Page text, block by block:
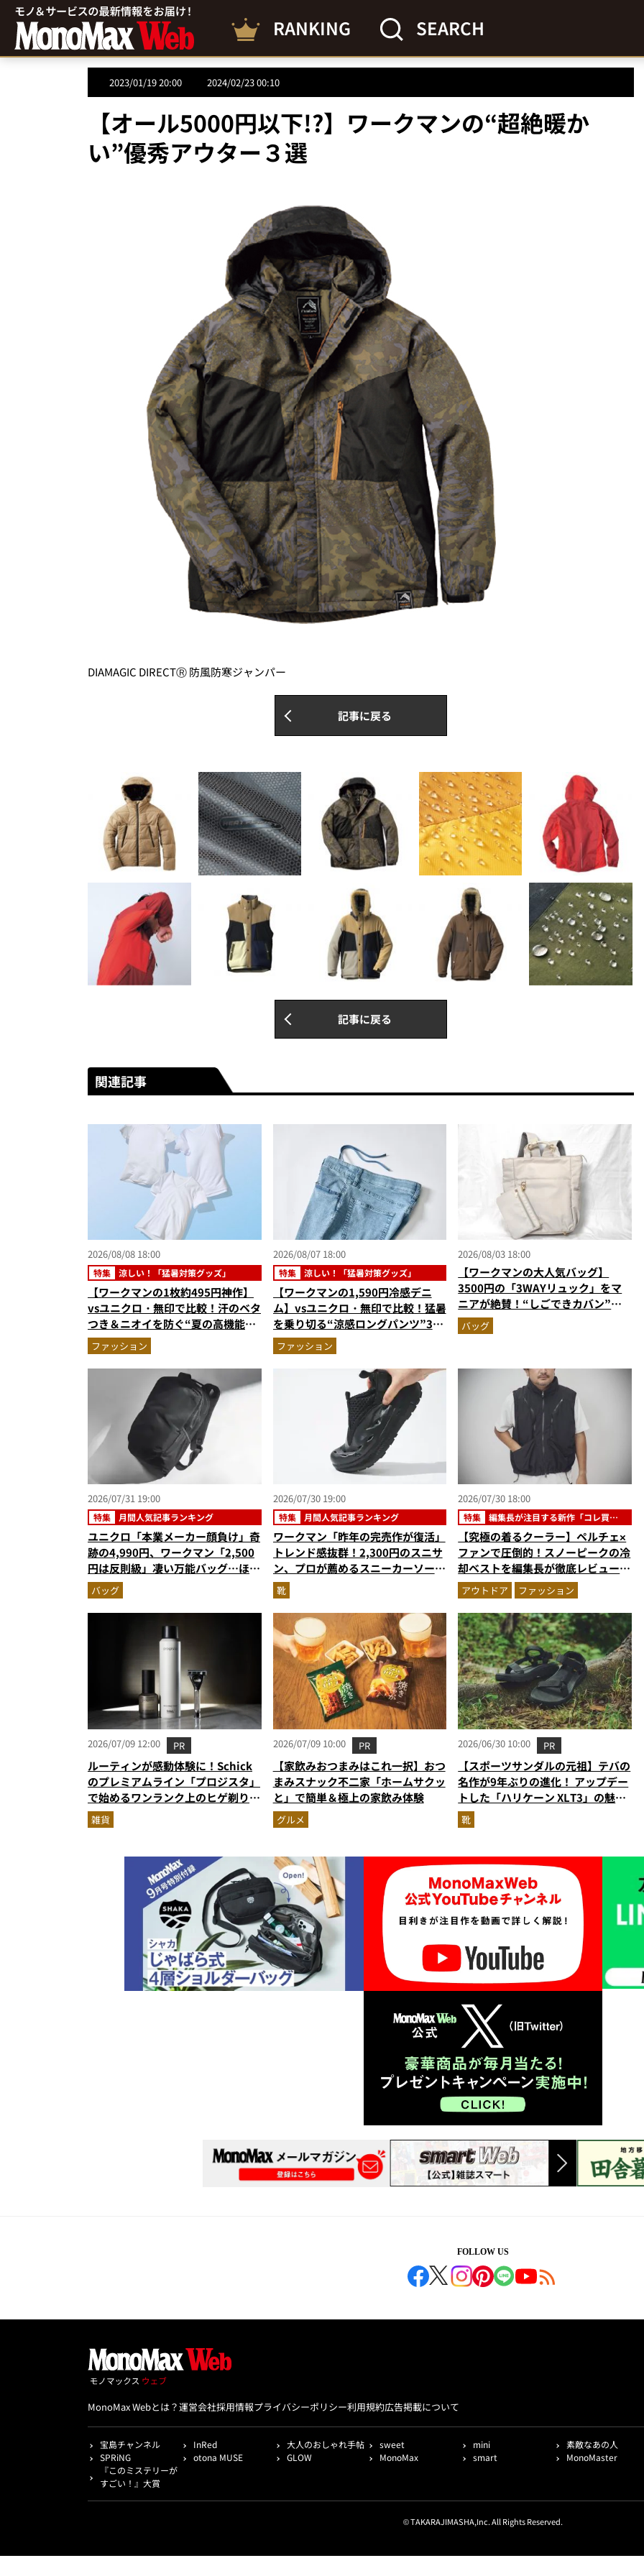
RANKING SEARCH
2023/01/19 20:00 2024/02/23 00:10
【オール5000円以下!?】ワークマンの“超絶暖か
い”優秀アウター３選
DIAMAGIC DIRECTⓇ 防風防寒ジャンパー
記事に戻る
記事に戻る
関連記事
2026/08/08 18:00
特集 涼しい！「猛暑対策グッズ」
【ワークマンの1枚約495円神作】
vsユニクロ・無印で比較！汗のベタ
つき＆ニオイを防ぐ“夏の高機能イ
ンナー”3選を徹底解剖。あなたに
最適な1着は？
ファッション
2026/08/07 18:00
特集 涼しい！「猛暑対策グッズ」
【ワークマンの1,590円冷感デニ
ム】vsユニクロ・無印で比較！猛暑
を乗り切る“涼感ロングパンツ”3選
を徹底解剖。接触冷感から綿100%
まで決定版
ファッション
2026/08/03 18:00
【ワークマンの大人気バッグ】
3500円の「3WAYリュック」をマ
ニアが絶賛！“しごできカバン”が
撥水防汚で評判以上に優秀だった
バッグ
2026/07/31 19:00
特集 月間人気記事ランキング
ユニクロ「本業メーカー顔負け」奇
跡の4,990円、ワークマン「2,500
円は反則級」凄い万能バッグ…ほか
【リュックの人気記事ランキングベ
スト3】（2026年6月版）
バッグ
2026/07/30 19:00
特集 月間人気記事ランキング
ワークマン「昨年の完売作が復活」
トレンド感抜群！2,300円のスニサ
ン、プロが薦めるスニーカーソール
搭載“走れるサンダル”…ほか【夏
シューズの人気記事ランキングベス
ト3】（2026年6月版）
靴
2026/07/30 18:00
特集
編集長が注目する新作「コレ買い
です」
【究極の着るクーラー】ペルチェ×
ファンで圧倒的！スノーピークの冷
却ベストを編集長が徹底レビュー。
炎天下でも“寒さ”を味わえる本気
のギア『コレ買いです』Vol.172
アウトドア ファッション
2026/07/09 12:00 PR
ルーティンが感動体験に！Schick
のプレミアムライン「プロジスタ」
で始めるワンランク上のヒゲ剃り習
慣
雑貨
2026/07/09 10:00 PR
【家飲みおつまみはこれ一択】おつ
まみスナック不二家「ホームサクッ
と」で簡単＆極上の家飲み体験
グルメ
2026/06/30 10:00 PR
【スポーツサンダルの元祖】テバの
名作が9年ぶりの進化！ アップデー
トした「ハリケーン XLT3」の魅力
を識者があらゆる角度から徹底解
説！
靴
FOLLOW US
MonoMax Webとは？運営会社採用情報プライバシーポリシー利用規約広告掲載について
宝島チャンネル InRed 大人のおしゃれ手帖 sweet mini
素敵なあの人
SPRiNG
otona MUSE GLOW MonoMax smart
MonoMaster
『このミステリーが
すごい！』大賞
© TAKARAJIMASHA,Inc. All Rights Reserved.